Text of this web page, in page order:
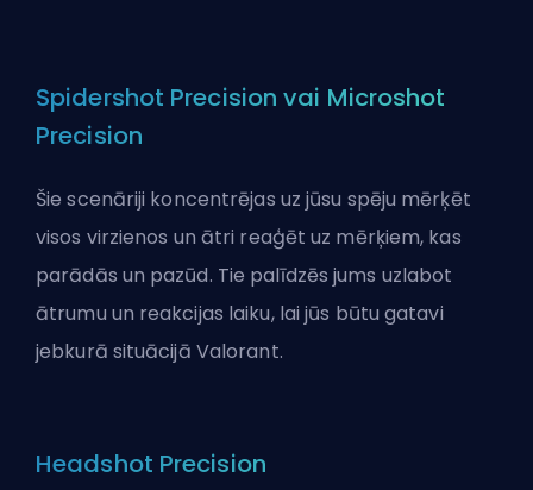
Spidershot Precision vai Microshot
Precision
Šie scenāriji koncentrējas uz jūsu spēju mērķēt
visos virzienos un ātri reaģēt uz mērķiem, kas
parādās un pazūd. Tie palīdzēs jums uzlabot
ātrumu un reakcijas laiku, lai jūs būtu gatavi
jebkurā situācijā Valorant.
Headshot Precision